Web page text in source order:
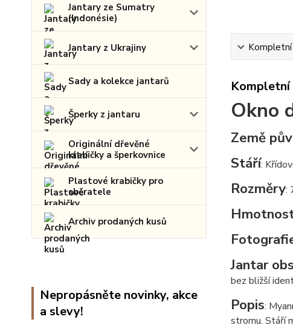
Jantary ze Sumatry
(Indonésie)
Jantary z Ukrajiny
Sady a kolekce jantarů
Šperky z jantaru
Originální dřevěné
krabičky a šperkovnice
Plastové krabičky pro
sběratele
Archiv prodaných kusů
Nepropásněte novinky, akce
a slevy!
Kompletní
Kompletní
Okno
Země
Stáří:
Rozměry:
Jantar
bez bližší
Popis:
stromu. Stáří